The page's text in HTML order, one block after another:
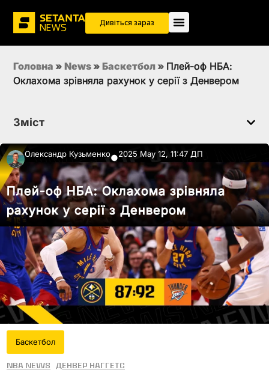
Дивіться зараз
Головна » News » Баскетбол » Плей-оф НБА:
Оклахома зрівняла рахунок у серії з Денвером
Зміст
Олександр Кузьменко●2025 May 12, 11:47 ДП
Плей-оф НБА: Оклахома зрівняла
рахунок у серії з Денвером
Баскетбол
NBA News Денвер Наггетс